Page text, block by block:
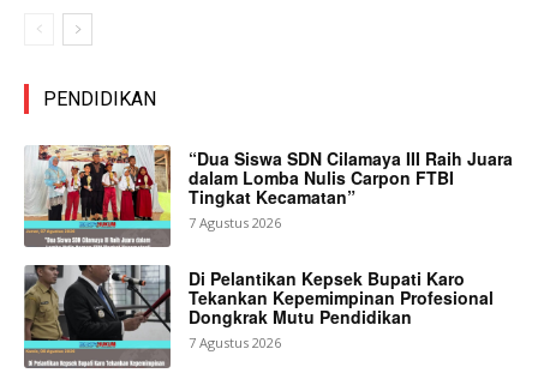
PENDIDIKAN
“Dua Siswa SDN Cilamaya III Raih Juara
dalam Lomba Nulis Carpon FTBI
Tingkat Kecamatan”
7 Agustus 2026
Di Pelantikan Kepsek Bupati Karo
Tekankan Kepemimpinan Profesional
Dongkrak Mutu Pendidikan
7 Agustus 2026